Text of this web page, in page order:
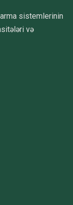
sistemlerinin
və